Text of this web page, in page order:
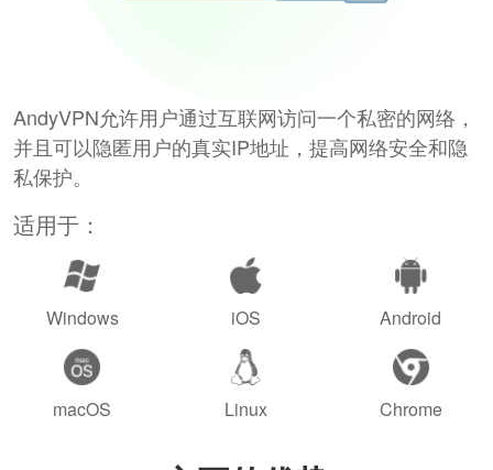
AndyVPN允许用户通过互联网访问一个私密的网络，
并且可以隐匿用户的真实IP地址，提高网络安全和隐
私保护。
适用于：
Windows iOS Android
macOS Linux Chrome